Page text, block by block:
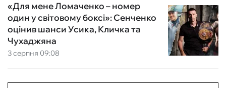
3 серпня 09:08
«Для мене Ломаченко – номер
один у світовому боксі»: Сенченко
оцінив шанси Усика, Кличка та
Чухаджяна